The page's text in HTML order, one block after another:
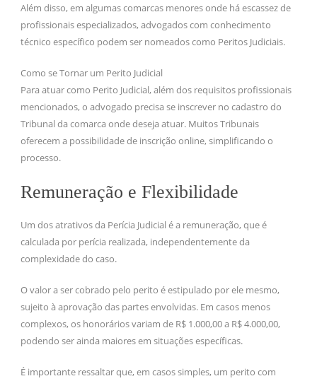
Além disso, em algumas comarcas menores onde há escassez de
profissionais especializados, advogados com conhecimento
técnico específico podem ser nomeados como Peritos Judiciais.
Como se Tornar um Perito Judicial
Para atuar como Perito Judicial, além dos requisitos profissionais
mencionados, o advogado precisa se inscrever no cadastro do
Tribunal da comarca onde deseja atuar. Muitos Tribunais
oferecem a possibilidade de inscrição online, simplificando o
processo.
Remuneração e Flexibilidade
Um dos atrativos da Perícia Judicial é a remuneração, que é
calculada por perícia realizada, independentemente da
complexidade do caso.
O valor a ser cobrado pelo perito é estipulado por ele mesmo,
sujeito à aprovação das partes envolvidas. Em casos menos
complexos, os honorários variam de R$ 1.000,00 a R$ 4.000,00,
podendo ser ainda maiores em situações específicas.
É importante ressaltar que, em casos simples, um perito com